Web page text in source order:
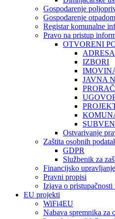
Gospodarenje
Gospodarenje otpadom
Registar komunalne
Pravo na pristup
OTVORENI
IZBORI
JAVNA
Ostvarivanje
Zaštita osobnih
GDPR
Službenik za
Financijsko
Pravni propisi
Izjava o
EU projekti
WiFi4EU
Nabava spremnika za